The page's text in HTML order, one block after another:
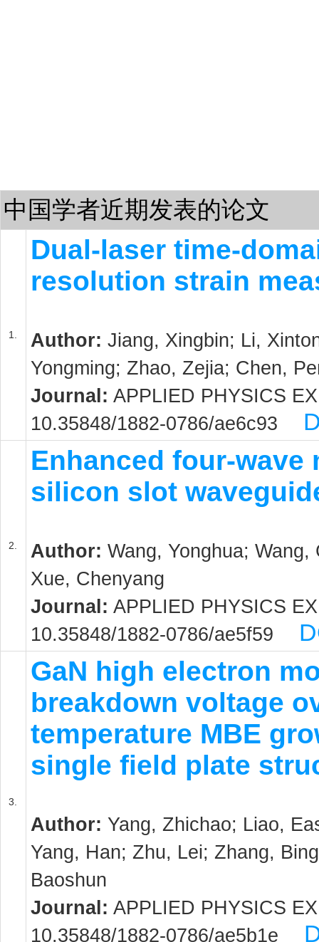
中国学者近期发表的论文
1.
Dual-laser time-
resolution strain
Author: Jiang, Xingbin; Li,
Yongming; Zhao, Zejia; Chen,
Journal: APPLIED PHYSICS
10.35848/1882-0786/ae6c93
2.
Enhanced four-
silicon slot
Author: Wang, Yonghua;
Xue, Chenyang
Journal: APPLIED PHYSICS
10.35848/1882-0786/ae5f59
3.
GaN high electron
breakdown voltage
temperature MBE
single field plate
Author: Yang, Zhichao; Liao,
Yang, Han; Zhu, Lei; Zhang,
Baoshun
Journal: APPLIED PHYSICS
10.35848/1882-0786/ae5b1e